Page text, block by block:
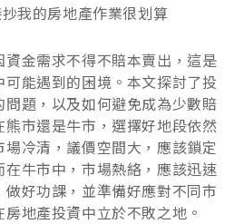
我的房地產作業很划算
金需求不得不賠本賣出，這是
能遇到的困境。本文探討了投
題，以及如何避免成為少數賠
市還是牛市，選擇好地段依然
冷清，議價空間大，應該鎖定
牛市中，市場熱絡，應該迅速
好功課，並準備好應對不同市
地產投資中立於不敗之地。